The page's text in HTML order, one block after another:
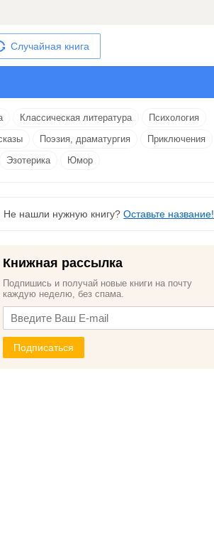
Случайная книга
Классическая литература
Психология
Поэзия, драматургия
Приключения
Эзотерика
Юмор
Не нашли нужную книгу?Оставьте название!
Книжная рассылка
Подпишись и получай новые книги на почту
каждую неделю, без спама.
Подписаться